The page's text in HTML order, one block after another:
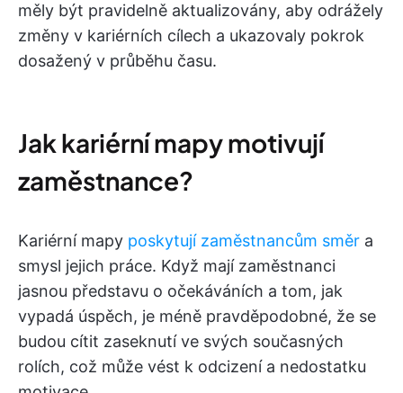
měly být pravidelně aktualizovány, aby odrážely
změny v kariérních cílech a ukazovaly pokrok
dosažený v průběhu času.
Jak kariérní mapy motivují
zaměstnance?
Kariérní mapy poskytují zaměstnancům směr a
smysl jejich práce. Když mají zaměstnanci
jasnou představu o očekáváních a tom, jak
vypadá úspěch, je méně pravděpodobné, že se
budou cítit zaseknutí ve svých současných
rolích, což může vést k odcizení a nedostatku